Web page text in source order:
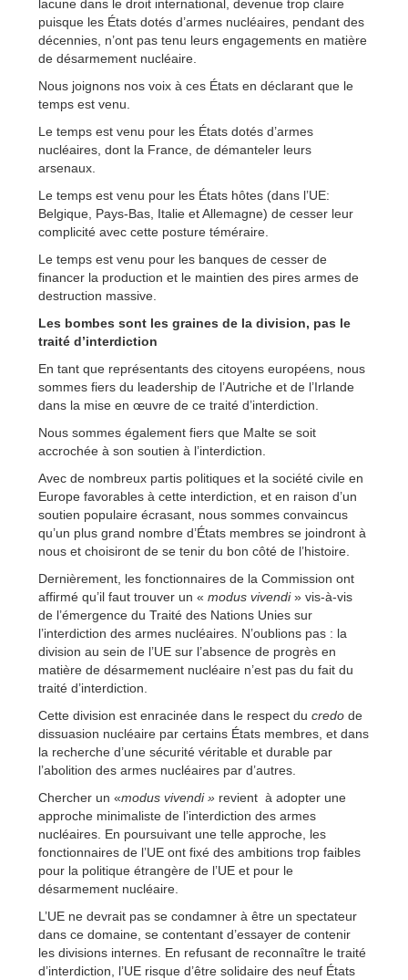
lacune dans le droit international, devenue trop claire
puisque les États dotés d’armes nucléaires, pendant des
décennies, n’ont pas tenu leurs engagements en matière
de désarmement nucléaire.
Nous joignons nos voix à ces États en déclarant que le
temps est venu.
Le temps est venu pour les États dotés d’armes
nucléaires, dont la France, de démanteler leurs
arsenaux.
Le temps est venu pour les États hôtes (dans l’UE:
Belgique, Pays-Bas, Italie et Allemagne) de cesser leur
complicité avec cette posture téméraire.
Le temps est venu pour les banques de cesser de
financer la production et le maintien des pires armes de
destruction massive.
Les bombes sont les graines de la division, pas le
traité d’interdiction
En tant que représentants des citoyens européens, nous
sommes fiers du leadership de l’Autriche et de l’Irlande
dans la mise en œuvre de ce traité d’interdiction.
Nous sommes également fiers que Malte se soit
accrochée à son soutien à l’interdiction.
Avec de nombreux partis politiques et la société civile en
Europe favorables à cette interdiction, et en raison d’un
soutien populaire écrasant, nous sommes convaincus
qu’un plus grand nombre d’États membres se joindront à
nous et choisiront de se tenir du bon côté de l’histoire.
Dernièrement, les fonctionnaires de la Commission ont
affirmé qu’il faut trouver un « modus vivendi» vis-à-vis
de l’émergence du Traité des Nations Unies sur
l’interdiction des armes nucléaires. N’oublions pas : la
division au sein de l’UE sur l’absence de progrès en
matière de désarmement nucléaire n’est pas du fait du
traité d’interdiction.
Cette division est enracinée dans le respect du credo de
dissuasion nucléaire par certains États membres, et dans
la recherche d’une sécurité véritable et durable par
l’abolition des armes nucléaires par d’autres.
Chercher un «modus vivendi » revient à adopter une
approche minimaliste de l’interdiction des armes
nucléaires. En poursuivant une telle approche, les
fonctionnaires de l’UE ont fixé des ambitions trop faibles
pour la politique étrangère de l’UE et pour le
désarmement nucléaire.
L’UE ne devrait pas se condamner à être un spectateur
dans ce domaine, se contentant d’essayer de contenir
les divisions internes. En refusant de reconnaître le traité
d’interdiction, l’UE risque d’être solidaire des neuf États